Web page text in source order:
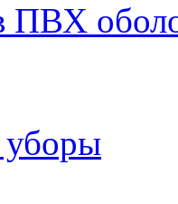
ПВХ
уборы